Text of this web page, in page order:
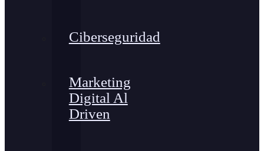
Ciberseguridad
Marketing
Digital Al
Driven